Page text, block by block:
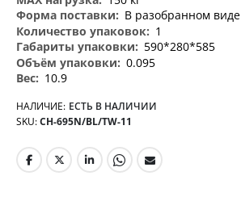
В разобранном виде
1
590*280*585
0.095
10.9
НАЛИЧИЕ: ЕСТЬ В НАЛИЧИИ
SKU CH-695N/BL/TW-11